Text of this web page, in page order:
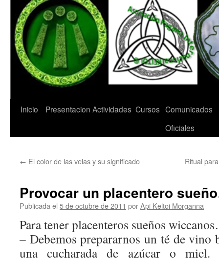
Saltar
Inicio Presentacion Actividades Cursos Comunicados
Oficiales
← El color de las velas y su significado Ritual
Provocar un placentero
Publicada el 5 de octubre de 2011 porApi Keltoi Morganna
Para tener placenteros sueños
– Debemos prepararnos un té de vino
una cucharada de azúcar o